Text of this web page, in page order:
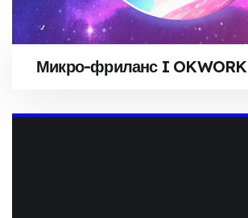
Микро-фриланс I OKWORK